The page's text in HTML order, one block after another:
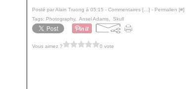
Posté par Alain Truong à 05:15 - Commentaires [ ] - Permalien [#]
Tags: Photography, Ansel Adams Skull
Vous aimez ? 0 vote